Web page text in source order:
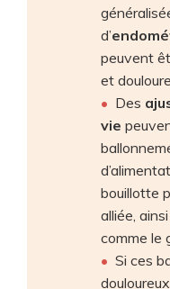
d’
peuvent
et
Des
vie
bouillotte
alliée,
comme le
Si ces